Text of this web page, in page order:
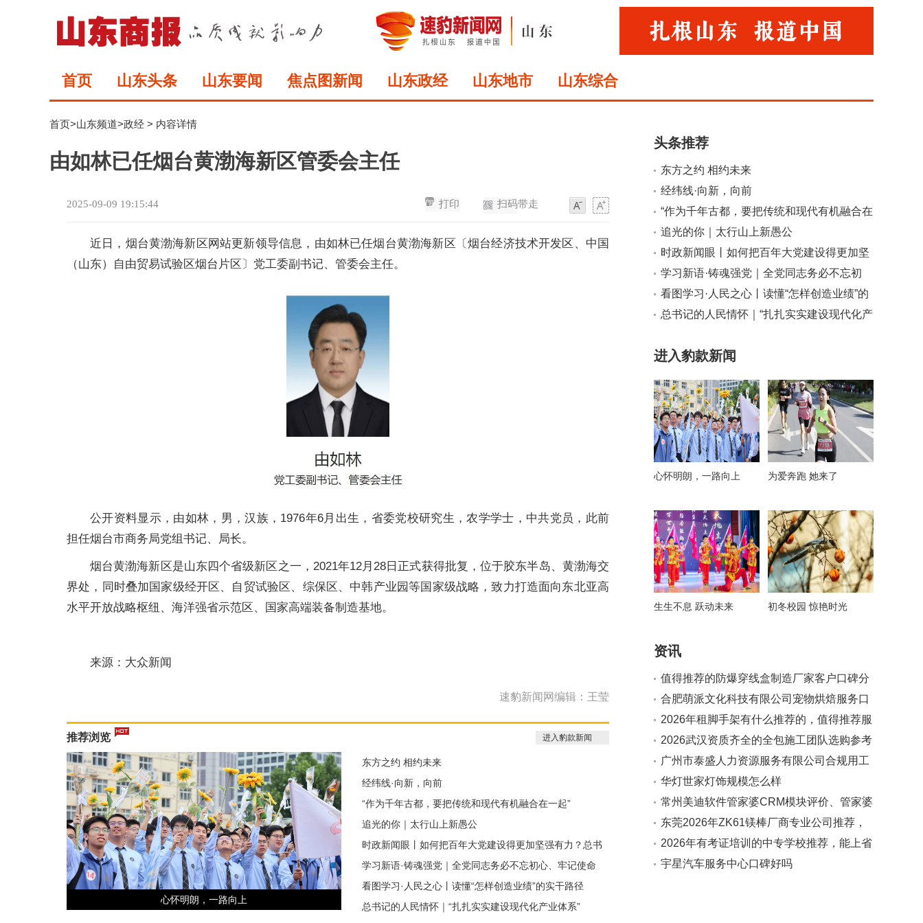
首页 山东头条 山东要闻 焦点图新闻 山东政经 山东地市 山东综合
首页>山东频道>政经 > 内容详情
由如林已任烟台黄渤海新区管委会主任
2025-09-09 19:15:44
大
扫码带走
打印
近日，烟台黄渤海新区网站更新领导信息，由如林已任烟台黄渤海新区〔烟台经济技术开发区、中国
（山东）自由贸易试验区烟台片区〕党工委副书记、管委会主任。
公开资料显示，由如林，男，汉族，1976年6月出生，省委党校研究生，农学学士，中共党员，此前
担任烟台市商务局党组书记、局长。
烟台黄渤海新区是山东四个省级新区之一，2021年12月28日正式获得批复，位于胶东半岛、黄渤海交
界处，同时叠加国家级经开区、自贸试验区、综保区、中韩产业园等国家级战略，致力打造面向东北亚高
水平开放战略枢纽、海洋强省示范区、国家高端装备制造基地。
来源：大众新闻
速豹新闻网编辑：王莹
推荐浏览 进入豹款新闻
心怀明朗，一路向上
东方之约 相约未来
经纬线·向新，向前
“作为千年古都，要把传统和现代有机融合在一起”
追光的你｜太行山上新愚公
时政新闻眼丨如何把百年大党建设得更加坚强有力？总书
记这样部署
学习新语·铸魂强党｜全党同志务必不忘初心、牢记使命
看图学习·人民之心丨读懂“怎样创造业绩”的实干路径
总书记的人民情怀｜“扎扎实实建设现代化产业体系”
头条推荐
东方之约 相约未来
经纬线·向新，向前
“作为千年古都，要把传统和现代有机融合在
一起”
追光的你｜太行山上新愚公
时政新闻眼丨如何把百年大党建设得更加坚
强有力？总书记这样部署
学习新语·铸魂强党｜全党同志务必不忘初
心、牢记使命
看图学习·人民之心丨读懂“怎样创造业绩”的
实干路径
总书记的人民情怀｜“扎扎实实建设现代化产
进入豹款新闻
心怀明朗，一路向上 为爱奔跑 她来了
生生不息 跃动未来 初冬校园 惊艳时光
资讯
值得推荐的防爆穿线盒制造厂家客户口碑分
享
合肥萌派文化科技有限公司宠物烘焙服务口
碑如何
2026年租脚手架有什么推荐的，值得推荐服
务商实力参考
2026武汉资质齐全的全包施工团队选购参考
汇总
广州市泰盛人力资源服务有限公司合规用工
法规解读服务值得推荐吗
华灯世家灯饰规模怎么样
常州美迪软件管家婆CRM模块评价、管家婆
客户管理软件、管家婆CRM使用反馈对比合
作实力参考
东莞2026年ZK61镁棒厂商专业公司推荐，
广受信赖的源头生产厂家
2026年有考证培训的中专学校推荐，能上省
内高校且分层教学学校口碑分享
宇星汽车服务中心口碑好吗